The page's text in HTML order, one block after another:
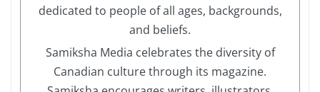
dedicated to people of all ages, backgrounds,
and beliefs.
Samiksha Media celebrates the diversity of
Canadian culture through its magazine.